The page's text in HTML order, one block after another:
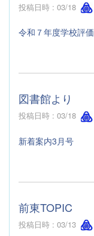
投稿日時 : 03/18
令和７年度学校評価
図書館より
投稿日時 : 03/18
新着案内3月号
前東TOPIC
投稿日時 : 03/13